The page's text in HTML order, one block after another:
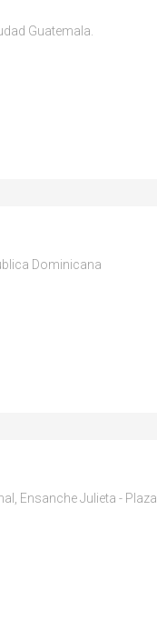
Guatemala.
Dominicana
Ensanche Julieta - Plaza